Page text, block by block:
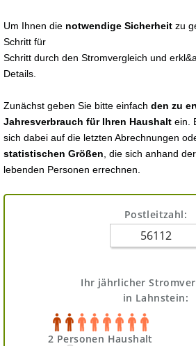
Um Ihnen die notwendige Sicherheit zu
Schritt für
Schritt durch den Stromvergleich und
Details.
Zunächst geben Sie bitte einfach den zu
Jahresverbrauch für Ihren Haushalt ein.
sich dabei auf die letzten Abrechnungen
statistischen Größen , die sich anhand
lebenden Personen errechnen.
Postleitzahl:
Ihr jährlicher
in Lahnstein:
2 Personen Haushalt